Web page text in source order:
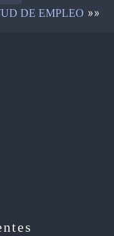
DE EMPLEO »»